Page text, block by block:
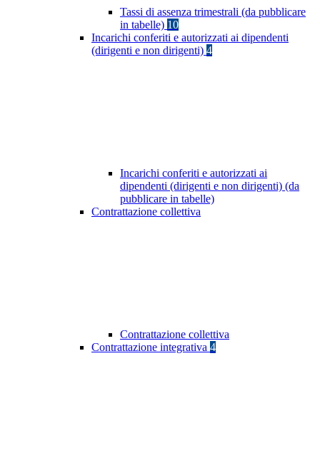
Tassi di assenza trimestrali (da pubblicare
in tabelle) 10
Incarichi conferiti e autorizzati ai dipendenti
(dirigenti e non dirigenti) 4
Incarichi conferiti e autorizzati ai
dipendenti (dirigenti e non dirigenti) (da
pubblicare in tabelle)
Contrattazione collettiva
Contrattazione collettiva
Contrattazione integrativa 4